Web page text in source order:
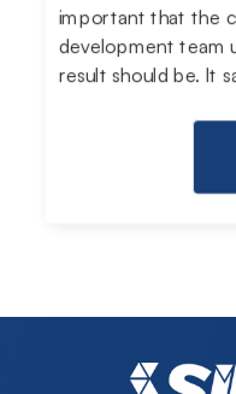
important that the
development team
result should be. It